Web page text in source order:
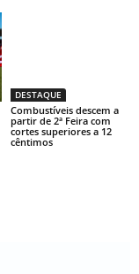
DESTAQUE
Combustíveis descem a
partir de 2ª Feira com
cortes superiores a 12
cêntimos